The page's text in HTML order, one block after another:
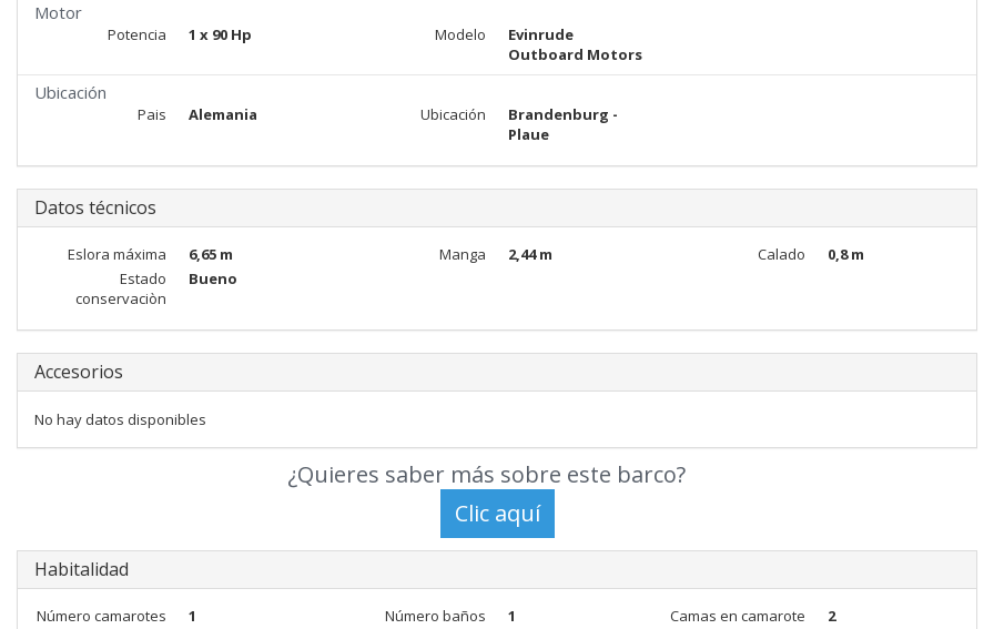
Motor
Potencia 1 x 90 Hp Modelo
Evinrude
Outboard Motors
Ubicación
Pais Alemania Ubicación
Brandenburg -
Plaue
Datos técnicos
Eslora máxima 6,65 m Manga 2,44 m Calado
0,8 m
Estado
conservaciòn
Bueno
Accesorios
No hay datos disponibles
¿Quieres saber más sobre este barco?
Habitalidad
Número camarotes 1 Número baños 1 Camas en camarote
2